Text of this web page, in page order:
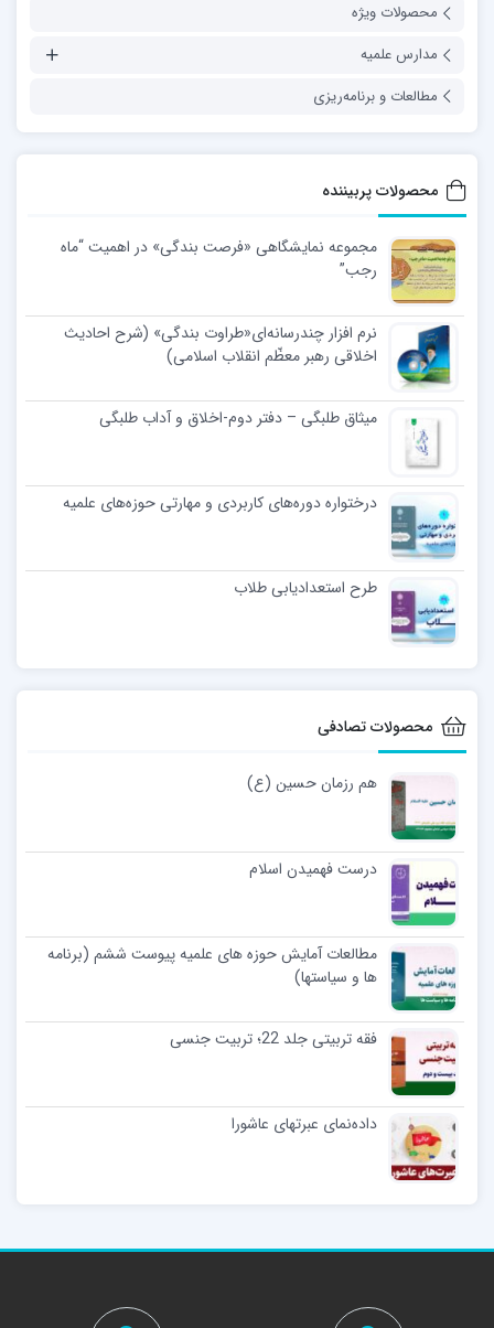
محصولات ویژه
مدارس علمیه
مطالعات و برنامه‌ریزی
محصولات پربیننده
مجموعه نمایشگاهی «فرصت بندگی» در اهمیت “ماه
رجب”
نرم افزار چندرسانه‌ای«طراوت بندگی» (شرح احادیث
اخلاقی رهبر معظّم انقلاب اسلامی)
میثاق طلبگی – دفتر دوم-اخلاق و آداب طلبگی
درختواره دوره‌های کاربردی و مهارتی حوزه‌های علمیه
طرح استعدادیابی طلاب
محصولات تصادفی
هم رزمان حسین (ع)
درست فهمیدن اسلام
مطالعات آمایش حوزه های علمیه پیوست ششم (برنامه
ها و سیاستها)
فقه تربیتی جلد 22؛ تربیت جنسی
داده‌نمای عبرتهای عاشورا